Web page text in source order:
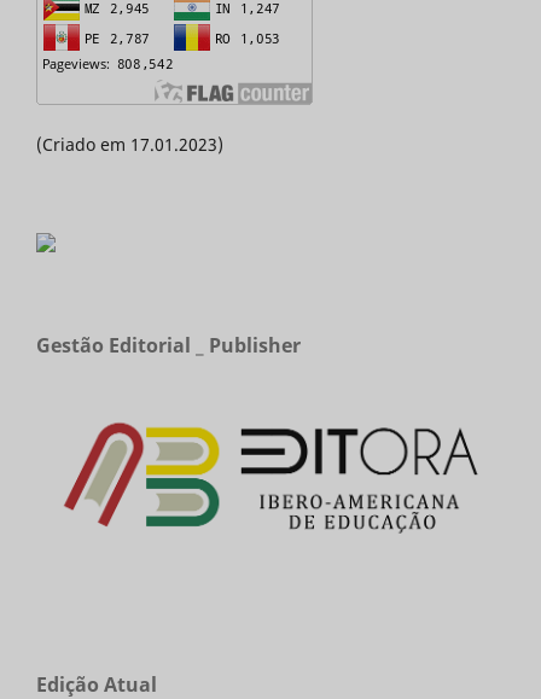
(Criado em 17.01.2023)
Gestão Editorial _ Publisher
Edição Atual